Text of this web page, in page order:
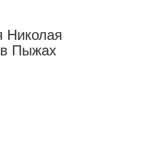
Николая
в Пыжах